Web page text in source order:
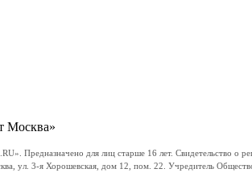
Москва»
Предназначено для лиц старше 16 лет. Свидетельство о
ул. 3-я Хорошевская, дом 12, пом. 22. Учредитель